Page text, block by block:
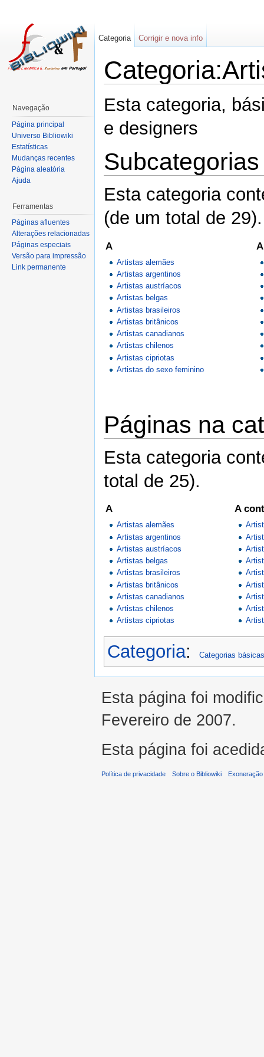
Esta categoria,
e designers
Subcategorias
Esta categoria
(de um total de 29).
A
Artistas alemães
Artistas argentinos
Artistas austríacos
Artistas belgas
Artistas brasileiros
Artistas britânicos
Artistas canadianos
Artistas chilenos
Artistas cipriotas
Artistas do sexo feminino
Páginas na
Esta categoria
total de 25).
A
Artistas alemães
Artistas argentinos
Artistas austríacos
Artistas belgas
Artistas brasileiros
Artistas britânicos
Artistas canadianos
Artistas chilenos
Artistas cipriotas
A
Categoria: Categorias
Categoria Corrigir e nova info
Navegação
Página principal
Universo Bibliowiki
Estatísticas
Mudanças recentes
Página aleatória
Ajuda
Ferramentas
Páginas afluentes
Alterações relacionadas
Páginas especiais
Versão para impressão
Link permanente
Esta página foi
Fevereiro de 2007.
Esta página foi
Política de privacidade Sobre o Bibliowiki